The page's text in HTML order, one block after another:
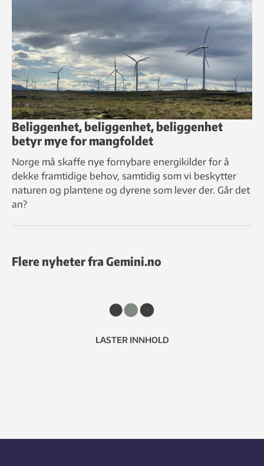
Beliggenhet, beliggenhet, beliggenhet
betyr mye for mangfoldet
Norge må skaffe nye fornybare energikilder for å
dekke framtidige behov, samtidig som vi beskytter
naturen og plantene og dyrene som lever der. Går det
an?
Flere nyheter fra Gemini.no
LASTER INNHOLD